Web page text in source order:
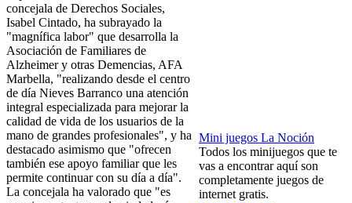
Mini juegos La Noción
Todos los minijuegos que te
vas a encontrar aquí son
completamente juegos de
internet gratis.
concejala de Derechos Sociales,
Isabel Cintado, ha subrayado la
"magnífica labor" que desarrolla la
Asociación de Familiares de
Alzheimer y otras Demencias, AFA
Marbella, "realizando desde el centro
de día Nieves Barranco una atención
integral especializada para mejorar la
calidad de vida de los usuarios de la
mano de grandes profesionales", y ha
destacado asimismo que "ofrecen
también ese apoyo familiar que les
permite continuar con su día a día".
La concejala ha valorado que "es